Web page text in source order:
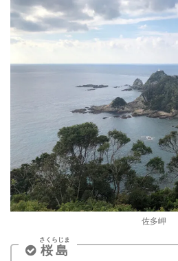
佐多岬
桜島
さくらじま